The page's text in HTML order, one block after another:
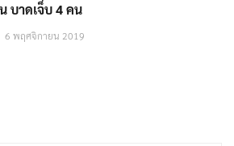
บาดเจ็บ 4 คน
6 พฤศจิกายน 2019